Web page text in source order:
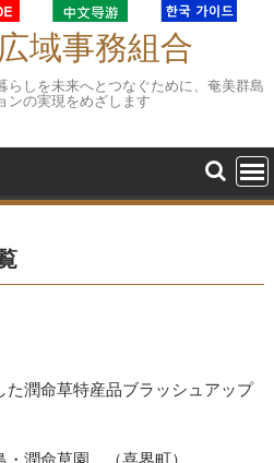
域事務組合
らしを未来へとつなぐために、奄美群島
ンの実現をめざします
潤命草特産品ブラッシュアップ
・潤命草園 （喜界町）